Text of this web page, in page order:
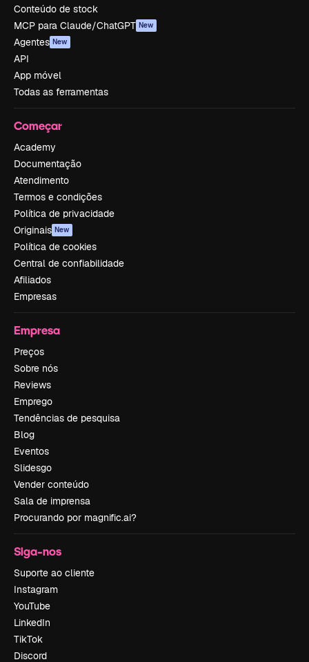
Conteúdo de stock
MCP para Claude/ChatGPT New
Agentes New
API
App móvel
Todas as ferramentas
Começar
Academy
Documentação
Atendimento
Termos e condições
Política de privacidade
Originais New
Política de cookies
Central de confiabilidade
Afiliados
Empresas
Empresa
Preços
Sobre nós
Reviews
Emprego
Tendências de pesquisa
Blog
Eventos
Slidesgo
Vender conteúdo
Sala de imprensa
Procurando por magnific.ai?
Siga-nos
Suporte ao cliente
Instagram
YouTube
LinkedIn
TikTok
Discord